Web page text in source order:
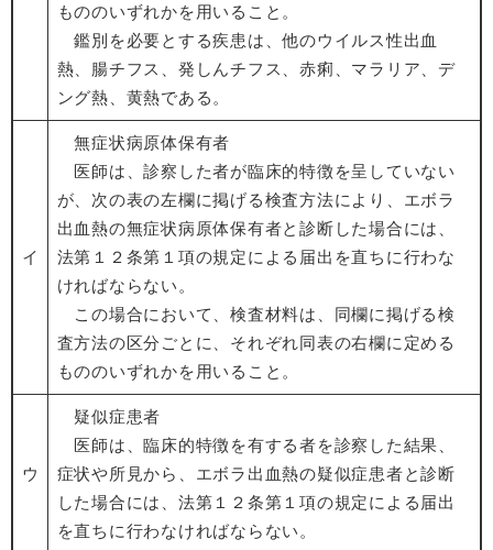
もののいずれかを用いること。
鑑別を必要とする疾患は、他のウイルス性出血
熱、腸チフス、発しんチフス、赤痢、マラリア、デ
ング熱、黄熱である。
イ
無症状病原体保有者
医師は、診察した者が臨床的特徴を呈していない
が、次の表の左欄に掲げる検査方法により、エボラ
出血熱の無症状病原体保有者と診断した場合には、
法第１２条第１項の規定による届出を直ちに行わな
ければならない。
この場合において、検査材料は、同欄に掲げる検
査方法の区分ごとに、それぞれ同表の右欄に定める
もののいずれかを用いること。
ウ
疑似症患者
医師は、臨床的特徴を有する者を診察した結果、
症状や所見から、エボラ出血熱の疑似症患者と診断
した場合には、法第１２条第１項の規定による届出
を直ちに行わなければならない。